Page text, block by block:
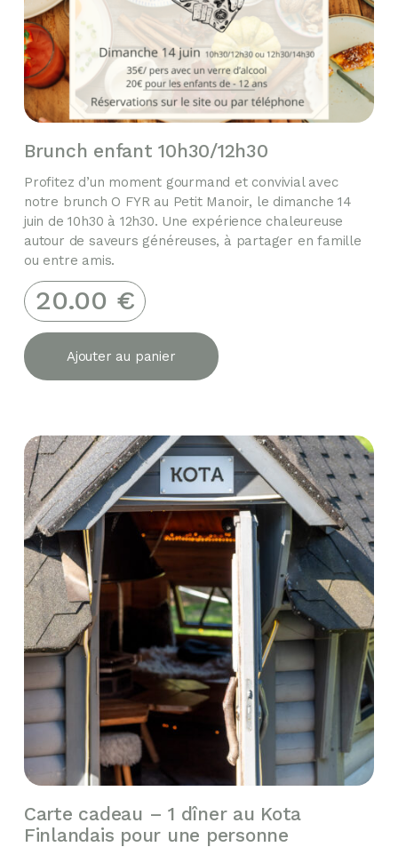
Brunch enfant 10h30/12h30
Profitez d’un moment gourmand et convivial avec
notre brunch O FYR au Petit Manoir, le dimanche 14
juin de 10h30 à 12h30. Une expérience chaleureuse
autour de saveurs généreuses, à partager en famille
ou entre amis.
20.00 €
Ajouter au panier
Carte cadeau – 1 dîner au Kota
Finlandais pour une personne